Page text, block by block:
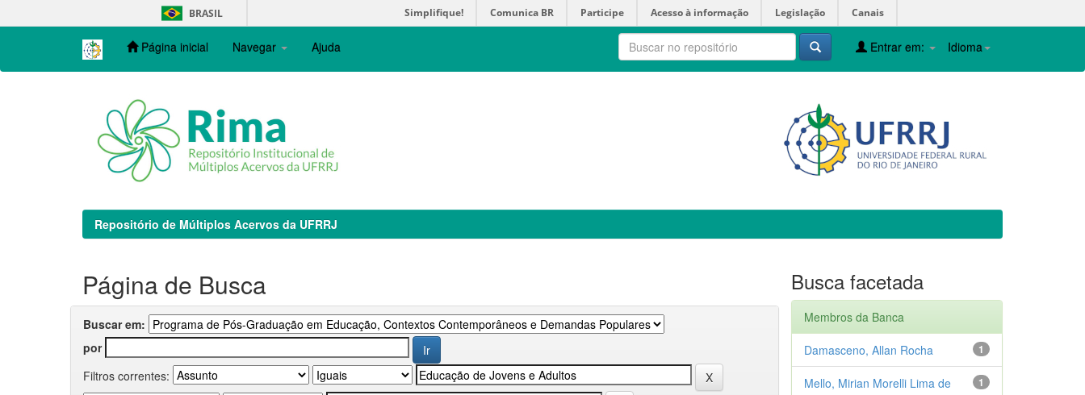
navigation
BRASIL Simplifique! Comunica BR Participe Acesso à informação Legislação Canais
Página inicial Navegar Ajuda Idioma
Entrar em:
Repositório de Múltiplos Acervos da UFRRJ
Página de Busca
Buscar em:
por
Filtros correntes:
Busca facetada
Membros da Banca
1
Damasceno, Allan Rocha
1
Mello, Mirian Morelli Lima de